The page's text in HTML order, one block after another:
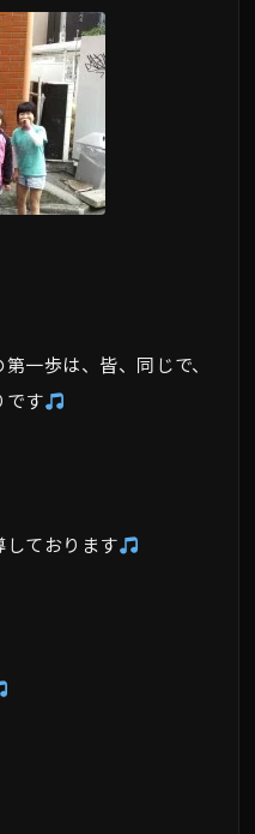
一歩は、皆、同じで、
です
しております